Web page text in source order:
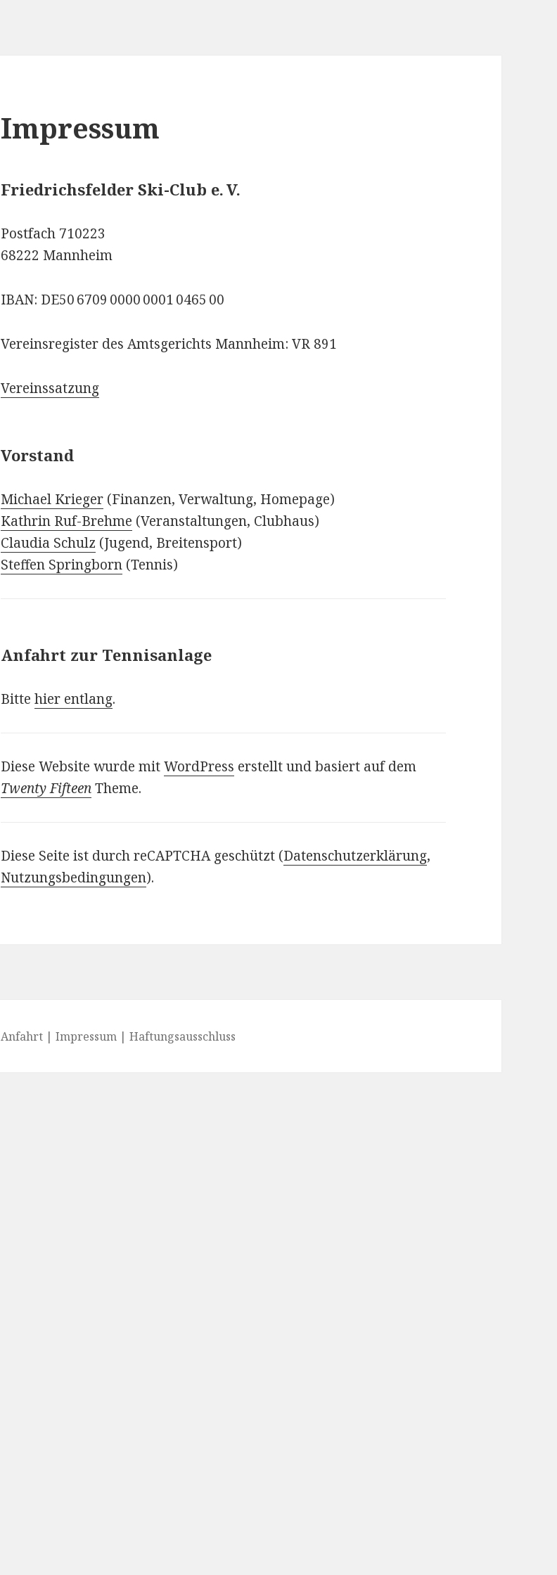
Impressum
Friedrichsfelder Ski-Club e. V.
Postfach 710223
68222 Mannheim
IBAN: DE50 6709 0000 0001 0465 00
Vereinsregister des Amtsgerichts Mannheim: VR 891
Vereinssatzung
Vorstand
Michael Krieger (Finanzen, Verwaltung, Homepage)
Kathrin Ruf-Brehme (Veranstaltungen, Clubhaus)
Claudia Schulz (Jugend, Breitensport)
Steffen Springborn (Tennis)
Anfahrt zur Tennisanlage
Bittehier entlang.
Diese Website wurde mitWordPress erstellt und basiert auf dem
Twenty FifteenTheme.
Diese Seite ist durch reCAPTCHA geschützt (Datenschutzerklärung,
Nutzungsbedingungen).
Anfahrt |Impressum |Haftungsausschluss